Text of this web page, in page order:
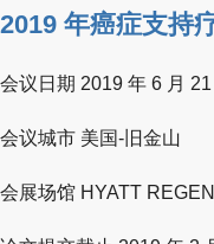
2019 年癌症支持
会议日期 2019 年 6 月 21
会议城市 美国-旧金山
会展场馆 HYATT